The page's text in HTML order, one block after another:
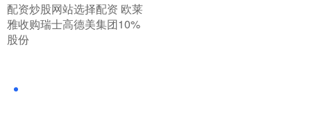
​配资炒股网站选择配资 欧莱
雅收购瑞士高德美集团10%
股份